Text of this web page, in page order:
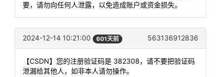
要，请勿向任何人泄露，以免造成账户或资金损失。
2024-12-14 10:21:00 601天前 563136912836
【CSDN】您的注册验证码是 382308，请不要把验证码
泄漏给其他人，如非本人请勿操作。